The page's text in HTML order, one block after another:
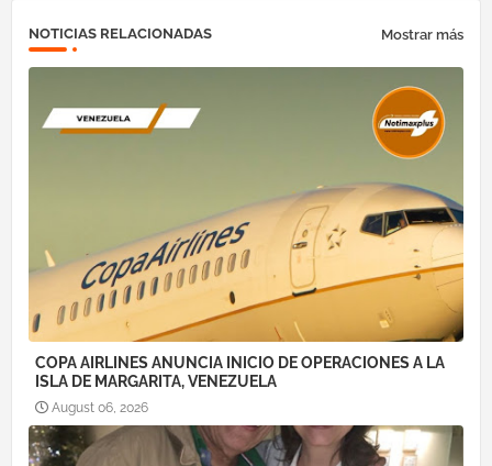
NOTICIAS RELACIONADAS Mostrar más
COPA AIRLINES ANUNCIA INICIO DE OPERACIONES A LA
ISLA DE MARGARITA, VENEZUELA
August 06, 2026